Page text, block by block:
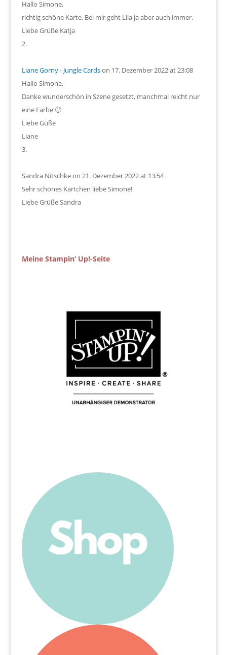
Hallo Simone,
richtig schöne Karte. Bei mir geht Lila ja aber auch immer.
Liebe Grüße Katja
Liane Gorny - Jungle Cardson 17. Dezember 2022 at 23:08
Hallo Simone,
Danke wunderschön in Szene gesetzt, manchmal reicht nur
eine Farbe 🙂
Liebe Güße
Liane
Sandra Nitschkeon 21. Dezember 2022 at 13:54
Sehr schönes Kärtchen liebe Simone!
Liebe Grüße Sandra
Meine Stampin‘ Up!-Seite